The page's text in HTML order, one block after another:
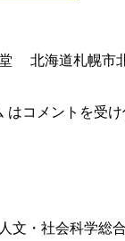
北海道札幌
はコメントを受
文・社会科学